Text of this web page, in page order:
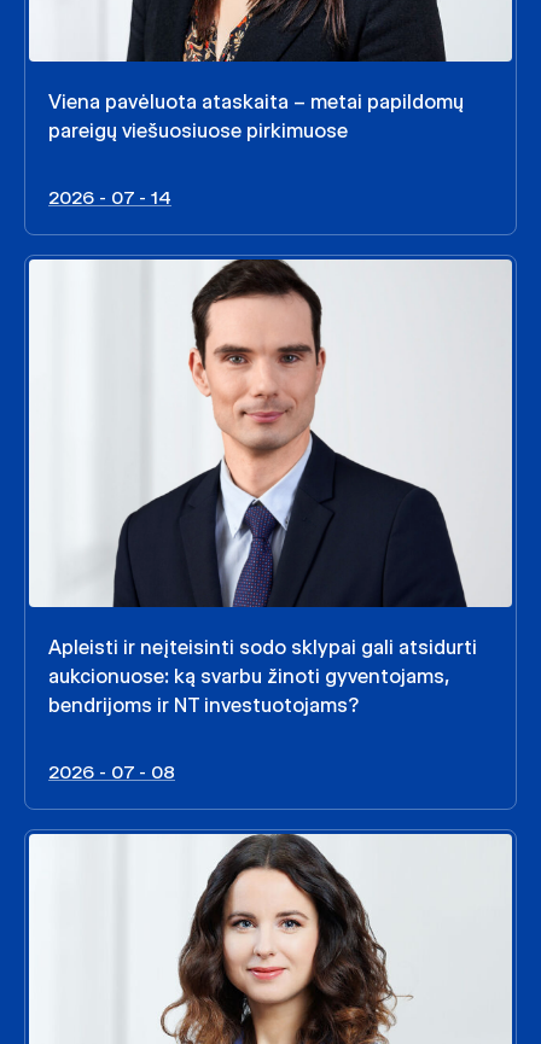
Viena pavėluota ataskaita – metai papildomų
pareigų viešuosiuose pirkimuose
2026 - 07 - 14
Apleisti ir neįteisinti sodo sklypai gali atsidurti
aukcionuose: ką svarbu žinoti gyventojams,
bendrijoms ir NT investuotojams?
2026 - 07 - 08